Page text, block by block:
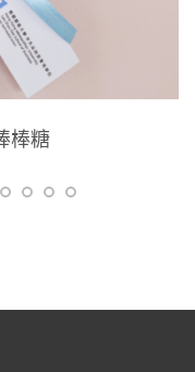
棒糖